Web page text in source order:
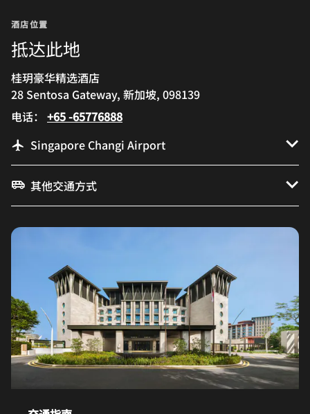
酒店位置
抵达此地
桂玥豪华精选酒店
28 Sentosa Gateway, 新加坡, 098139
电话： +65 -65776888
Singapore Changi Airport
其他交通方式